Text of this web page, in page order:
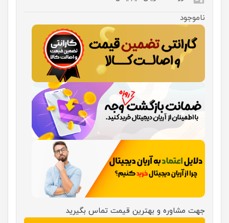
ناموجود
جهت مشاوره و بهترین قیمت تماس بگیرید